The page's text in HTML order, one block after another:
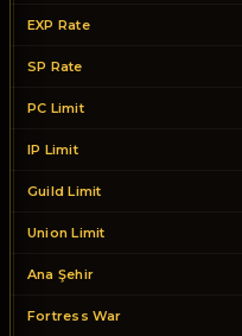
EXP Rate
SP Rate
PC Limit
IP Limit
Guild Limit
Union Limit
Ana Şehir
Fortress War